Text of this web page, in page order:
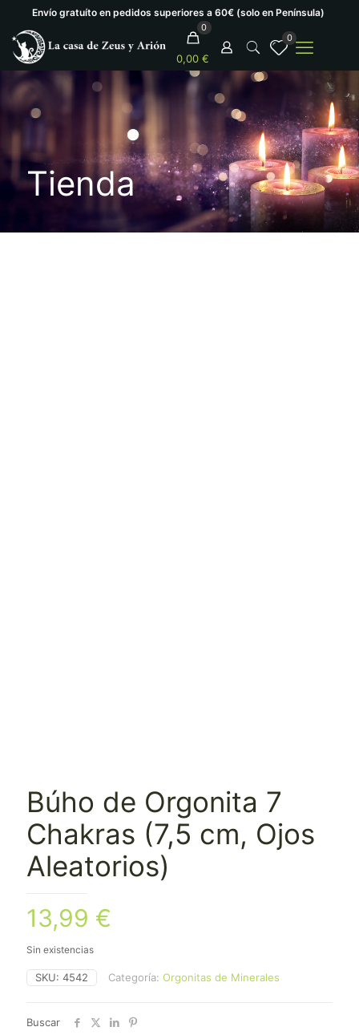
Envío gratuíto en pedidos superiores a 60€ (solo en Península)
0
0,00 €
0
Tienda
Búho de Orgonita 7
Chakras (7,5 cm, Ojos
Aleatorios)
13,99 €
Sin existencias
SKU: 4542 Categoría: Orgonitas de Minerales
Buscar